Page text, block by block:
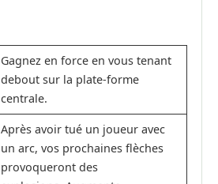
Gagnez en force en vous tenant
debout sur la plate-forme
centrale.
Après avoir tué un joueur avec
un arc, vos prochaines flèches
provoqueront des